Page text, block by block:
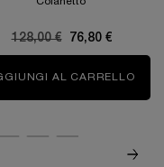
KIT RICARICA
Old price
128,00 € New price
76,80 €
AL CARRELLO